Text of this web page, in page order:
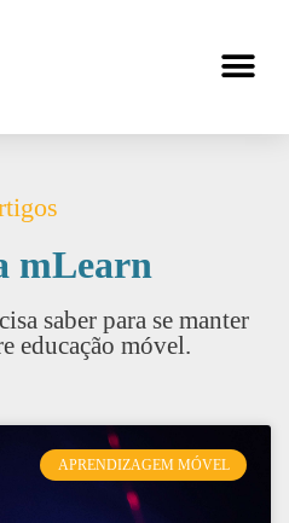
mLearn
saber para se manter
educação móvel.
APRENDIZAGEM MÓVEL